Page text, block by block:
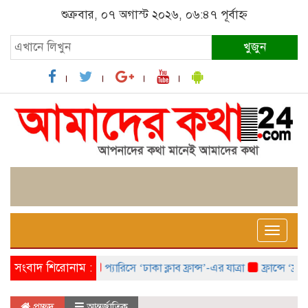
শুক্রবার, ০৭ অগাস্ট ২০২৬, ০৬:৪৭ পূর্বাহ্ন
খুজুন
Toggle
সংবাদ শিরোনাম :প্যারিসে ‘ঢাকা ক্লাব ফ্রান্স’-এর যাত্রা ফ্রান্সে